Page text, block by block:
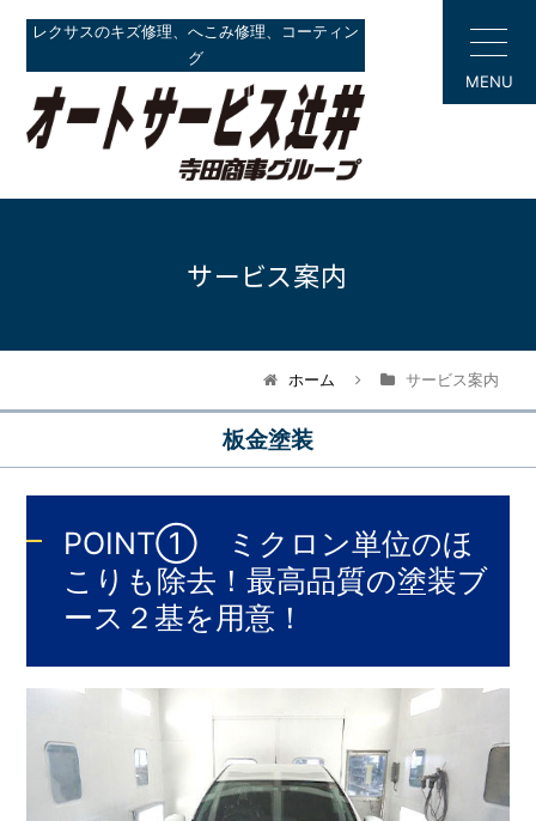
レクサスのキズ修理、へこみ修理、コーティン
グ
MENU
サービス案内
ホーム サービス案内
板金塗装
POINT① ミクロン単位のほ
こりも除去！最高品質の塗装ブ
ース２基を用意！